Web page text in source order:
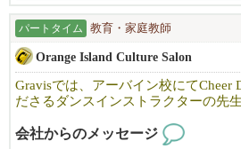
経験・未経験は問いません。
「ラーメンが大好き！」「ラーメンを
ーメンの作り方に興味がある」そんな
＜＜応募の際のお願い＞＞
【アメリカで合法的に働く事の出来る
ド等）をお知らせください】
パートタイム 教育・家庭教師
Orange Island Culture Salon
Gravisでは、アーバイン校にてCheer
ださるダンスインストラクターの先
会社からのメッセージ